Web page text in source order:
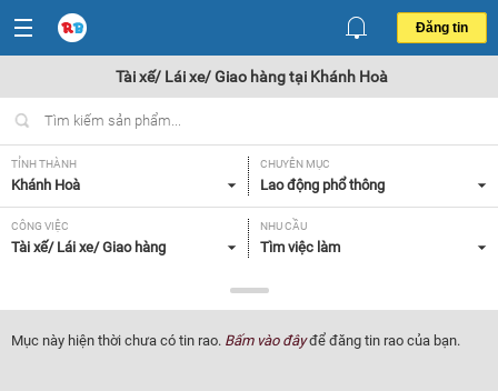
Đăng tin
Tài xế/ Lái xe/ Giao hàng tại Khánh Hoà
TỈNH THÀNH
Khánh Hoà
CHUYÊN MỤC
Lao động phổ thông
CÔNG VIỆC
Tài xế/ Lái xe/ Giao hàng
NHU CẦU
Tìm việc làm
Tất cả
Mục này hiện thời chưa có tin rao. Bấm vào đâyđể đăng tin rao của bạn.